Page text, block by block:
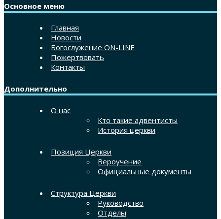
Основное меню
Главная
Новости
Богослужение ON-LINE
Пожертвовать
Контакты
Дополнительно
О нас
Кто такие адвентисты
История церкви
Позиция Церкви
Вероучение
Официальные документы
Структура Церкви
Руководство
Отделы